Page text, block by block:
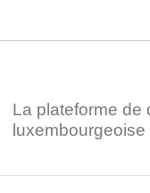
La plateforme de